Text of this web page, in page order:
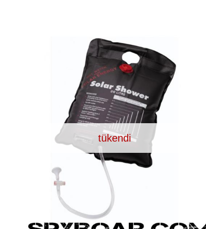
KENDINI SAVUNMA
AKÜLER VE PILLER
tükendi